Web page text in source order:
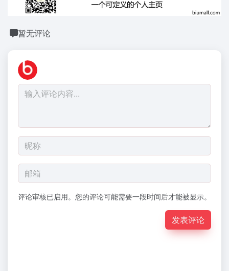
暂无评论
评论审核已启用。您的评论可能需要一段时间后才能被显示。
发表评论